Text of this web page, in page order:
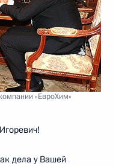
«ЕвроХим»
дела у Вашей